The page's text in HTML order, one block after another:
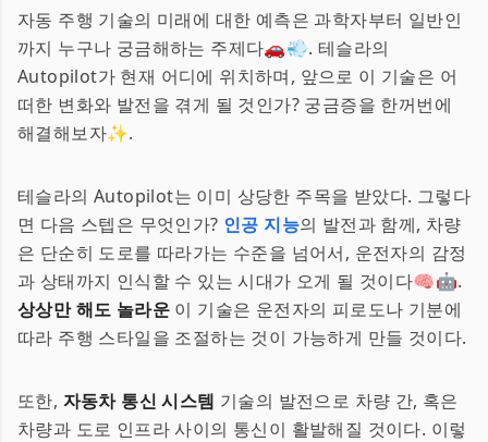
자동 주행 기술의 미래에 대한 예측은 과학자부터 일반인
까지 누구나 궁금해하는 주제다🚗💨. 테슬라의
Autopilot가 현재 어디에 위치하며, 앞으로 이 기술은 어
떠한 변화와 발전을 겪게 될 것인가? 궁금증을 한꺼번에
해결해보자✨.
테슬라의 Autopilot는 이미 상당한 주목을 받았다. 그렇다
면 다음 스텝은 무엇인가? 인공 지능의 발전과 함께, 차량
은 단순히 도로를 따라가는 수준을 넘어서, 운전자의 감정
과 상태까지 인식할 수 있는 시대가 오게 될 것이다🧠🤖.
상상만 해도 놀라운 이 기술은 운전자의 피로도나 기분에
따라 주행 스타일을 조절하는 것이 가능하게 만들 것이다.
또한, 자동차 통신 시스템 기술의 발전으로 차량 간, 혹은
차량과 도로 인프라 사이의 통신이 활발해질 것이다. 이렇